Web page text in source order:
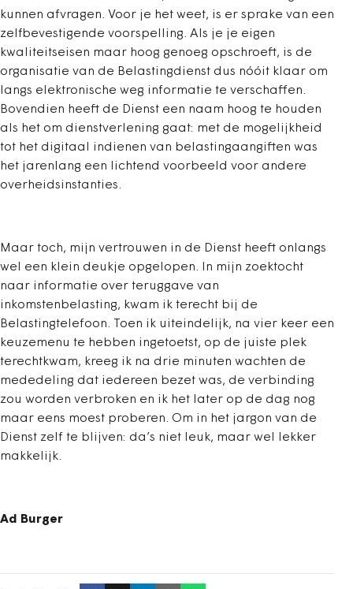
kunnen afvragen. Voor je het weet, is er sprake van een
zelfbevestigende voorspelling. Als je je eigen
kwaliteitseisen maar hoog genoeg opschroeft, is de
organisatie van de Belastingdienst dus nóóit klaar om
langs elektronische weg informatie te verschaffen.
Bovendien heeft de Dienst een naam hoog te houden
als het om dienstverlening gaat: met de mogelijkheid
tot het digitaal indienen van belastingaangiften was
het jarenlang een lichtend voorbeeld voor andere
overheidsinstanties.
Maar toch, mijn vertrouwen in de Dienst heeft onlangs
wel een klein deukje opgelopen. In mijn zoektocht
naar informatie over teruggave van
inkomstenbelasting, kwam ik terecht bij de
Belastingtelefoon. Toen ik uiteindelijk, na vier keer een
keuzemenu te hebben ingetoetst, op de juiste plek
terechtkwam, kreeg ik na drie minuten wachten de
mededeling dat iedereen bezet was, de verbinding
zou worden verbroken en ik het later op de dag nog
maar eens moest proberen. Om in het jargon van de
Dienst zelf te blijven: da’s niet leuk, maar wel lekker
makkelijk.
Ad Burger